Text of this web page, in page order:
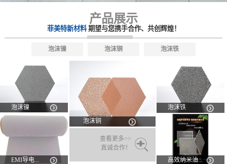
产品展示
菲美特新材料期望与您携手合作、共创辉煌！
泡沫镍 泡沫铜 泡沫铁
泡沫镍
EMI导电...
泡沫铜
查看更多>>
真诚合作！
泡沫铁
高效纳米油...